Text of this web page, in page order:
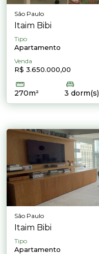
São Paulo
Itaim Bibi
Tipo
Apartamento
Venda
R$ 3.650.000,00
270m² 3 dorm(s)
São Paulo
Itaim Bibi
Tipo
Apartamento